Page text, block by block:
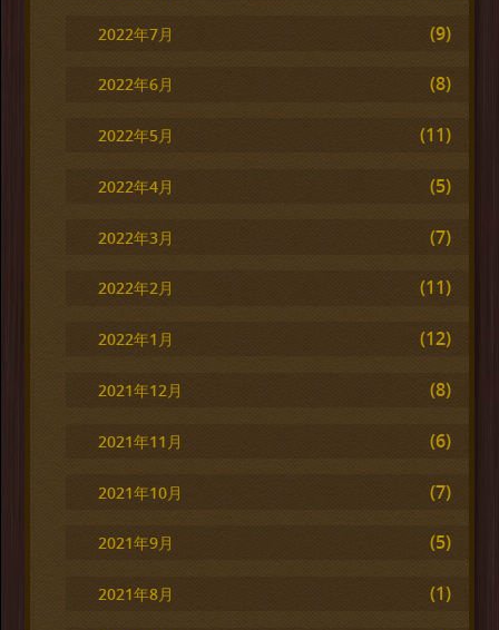
2022年7月 (9)
2022年6月 (8)
2022年5月 (11)
2022年4月 (5)
2022年3月 (7)
2022年2月 (11)
2022年1月 (12)
2021年12月 (8)
2021年11月 (6)
2021年10月 (7)
2021年9月 (5)
2021年8月 (1)